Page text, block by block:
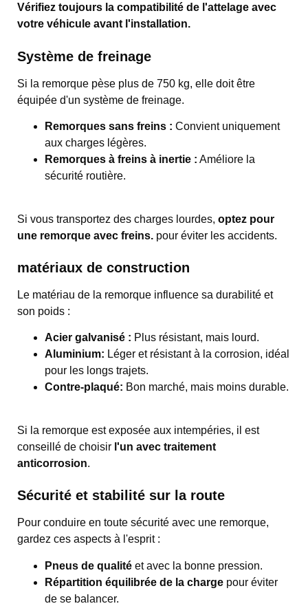
Vérifiez toujours la compatibilité de l'attelage avec
votre véhicule avant l'installation.
Système de freinage
Si la remorque pèse plus de 750 kg, elle doit être
équipée d'un système de freinage.
Remorques sans freins : Convient uniquement
aux charges légères.
Remorques à freins à inertie : Améliore la
sécurité routière.
Si vous transportez des charges lourdes, optez pour
une remorque avec freins. pour éviter les accidents.
matériaux de construction
Le matériau de la remorque influence sa durabilité et
son poids :
Acier galvanisé : Plus résistant, mais lourd.
Aluminium: Léger et résistant à la corrosion, idéal
pour les longs trajets.
Contre-plaqué: Bon marché, mais moins durable.
Si la remorque est exposée aux intempéries, il est
conseillé de choisir l'un avec traitement
anticorrosion.
Sécurité et stabilité sur la route
Pour conduire en toute sécurité avec une remorque,
gardez ces aspects à l'esprit :
Pneus de qualité et avec la bonne pression.
Répartition équilibrée de la charge pour éviter
de se balancer.